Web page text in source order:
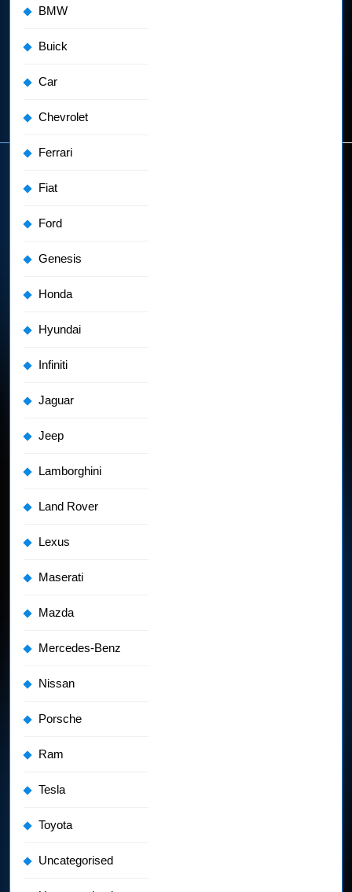
BMW
Buick
Car
Chevrolet
Ferrari
Fiat
Ford
Genesis
Honda
Hyundai
Infiniti
Jaguar
Jeep
Lamborghini
Land Rover
Lexus
Maserati
Mazda
Mercedes-Benz
Nissan
Porsche
Ram
Tesla
Toyota
Uncategorised